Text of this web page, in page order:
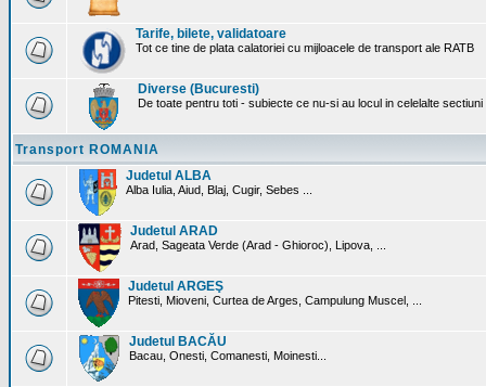
Tarife, bilete, validatoare
Tot ce tine de plata calatoriei cu mijloacele de transport ale RATB
Diverse (Bucuresti)
De toate pentru toti - subiecte ce nu-si au locul in celelalte
Transport ROMANIA
Judetul ALBA
Alba Iulia, Aiud, Blaj, Cugir, Sebes ...
Judetul ARAD
Arad, Sageata Verde (Arad - Ghioroc), Lipova, ...
Judetul ARGEŞ
Pitesti, Mioveni, Curtea de Arges, Campulung Muscel, ...
Judetul BACĂU
Bacau, Onesti, Comanesti, Moinesti...